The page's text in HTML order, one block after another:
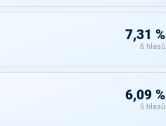
7,31 %
6 hlasů
6,09 %
5 hlasů